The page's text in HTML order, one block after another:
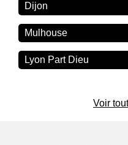
Dijon
Mulhouse
Lyon Part Dieu
Voir